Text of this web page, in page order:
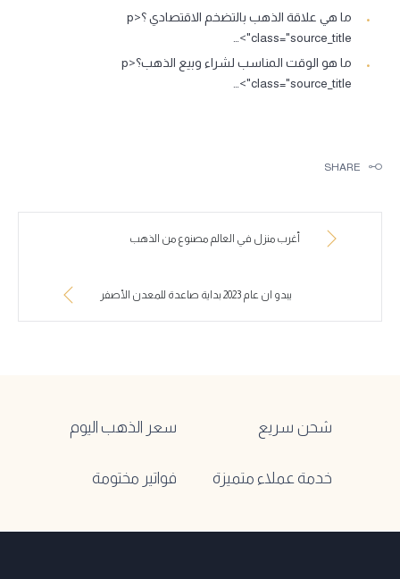
ما هي علاقة الذهب بالتضخم الاقتصادي ؟<p
class="source_title">…
ما هو الوقت المناسب لشراء وبيع الذهب؟<p
class="source_title">…
SHARE
أغرب منزل في العالم مصنوع من الذهب
يبدو ان عام 2023 بداية صاعدة للمعدن الأصفر
شحن سريع سعر الذهب اليوم
خدمة عملاء متميزة فواتير مختومة